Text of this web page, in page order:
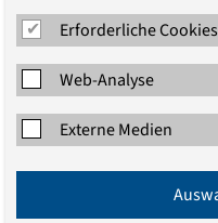
die Studienleiterin nach
wir viele verschiedene
Impulse aus der
mehr gesetzt. Das
weiterführenden Ideen
unsere Erwartungen weit
Erforderliche Cookies
Web-Analyse
Externe Medien